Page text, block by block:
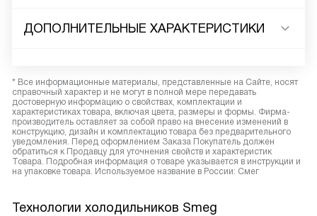
ДОПОЛНИТЕЛЬНЫЕ ХАРАКТЕРИСТИКИ
* Все информационные материалы, представленные на Сайте, носят
справочный характер и не могут в полной мере передавать
достоверную информацию о свойствах, комплектации и
характеристиках товара, включая цвета, размеры и формы. Фирма-
производитель оставляет за собой право на внесение изменений в
конструкцию, дизайн и комплектацию товара без предварительного
уведомления. Перед оформлением Заказа Покупатель должен
обратиться к Продавцу для уточнения свойств и характеристик
Товара. Подробная информация о товаре указывается в инструкции и
на упаковке товара. Используемое название в России: Смег
Технологии холодильников Smeg